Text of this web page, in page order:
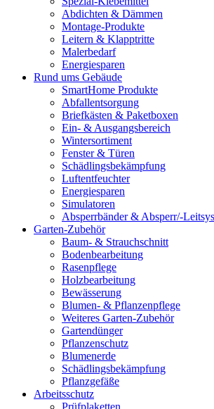
Abdichten & Dämmen
Montage-Produkte
Leitern & Klapptritte
Malerbedarf
Energiesparen
Rund ums Gebäude
SmartHome Produkte
Abfallentsorgung
Briefkästen & Paketboxen
Ein- & Ausgangsbereich
Wintersortiment
Fenster & Türen
Schädlingsbekämpfung
Luftentfeuchter
Energiesparen
Simulatoren
Absperrbänder & Absperr/-
Garten-Zubehör
Baum- & Strauchschnitt
Bodenbearbeitung
Rasenpflege
Holzbearbeitung
Bewässerung
Blumen- & Pflanzenpflege
Weiteres Garten-Zubehör
Gartendünger
Pflanzenschutz
Blumenerde
Schädlingsbekämpfung
Pflanzgefäße
Arbeitsschutz
Prüfplaketten